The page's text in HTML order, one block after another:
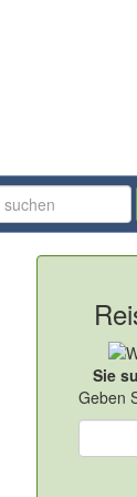
Sie
Geben